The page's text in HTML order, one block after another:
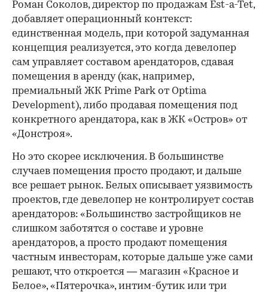
Роман Соколов, директор по продажам Est-a-Tet,
добавляет операционный контекст:
единственная модель, при которой задуманная
концепция реализуется, это когда девелопер
сам управляет составом арендаторов, сдавая
помещения в аренду (как, например,
премиальный ЖК Prime Park от Optima
Development), либо продавая помещения под
конкретного арендатора, как в ЖК «Остров» от
«Донстроя».
Но это скорее исключения. В большинстве
случаев помещения просто продают, и дальше
все решает рынок. Белых описывает уязвимость
проектов, где девелопер не контролирует состав
арендаторов: «Большинство застройщиков не
слишком заботятся о составе и уровне
арендаторов, а просто продают помещения
частным инвесторам, которые дальше уже сами
решают, что откроется — магазин «Красное и
Белое», «Пятерочка», интим-бутик или три